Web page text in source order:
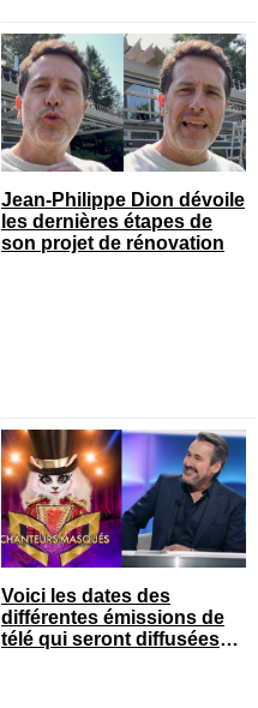
Jean-Philippe Dion dévoile
les dernières étapes de
son projet de rénovation
Voici les dates des
différentes émissions de
télé qui seront diffusées